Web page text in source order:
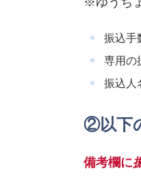
振込手
専用の
振込人
②以下
備考欄に